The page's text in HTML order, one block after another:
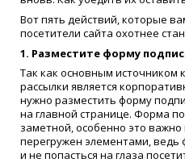
Вот пять действий, которые
посетители сайта охотнее
1. Разместите форму
Так как основным источником
рассылки является
нужно разместить форму
на главной странице. Форма
заметной, особенно это важно
перегружен элементами,
и не попасться на глаза